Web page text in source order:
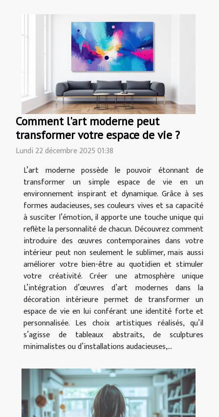
Comment l'art moderne peut
transformer votre espace de vie ?
Lundi 22 décembre 2025 01:38
L’art moderne possède le pouvoir étonnant de
transformer un simple espace de vie en un
environnement inspirant et dynamique. Grâce à ses
formes audacieuses, ses couleurs vives et sa capacité
à susciter l’émotion, il apporte une touche unique qui
reflète la personnalité de chacun. Découvrez comment
introduire des œuvres contemporaines dans votre
intérieur peut non seulement le sublimer, mais aussi
améliorer votre bien-être au quotidien et stimuler
votre créativité. Créer une atmosphère unique
L’intégration d’œuvres d’art modernes dans la
décoration intérieure permet de transformer un
espace de vie en lui conférant une identité forte et
personnalisée. Les choix artistiques réalisés, qu’il
s’agisse de tableaux abstraits, de sculptures
minimalistes ou d’installations audacieuses,...